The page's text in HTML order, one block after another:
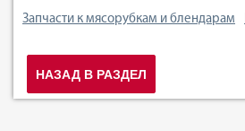
Запчасти к мясорубкам и блендарам
НАЗАД В РАЗДЕЛ